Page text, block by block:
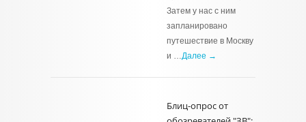
Затем у нас с ним
запланировано
путешествие в Москву
и …Далее →
Блиц-опрос от